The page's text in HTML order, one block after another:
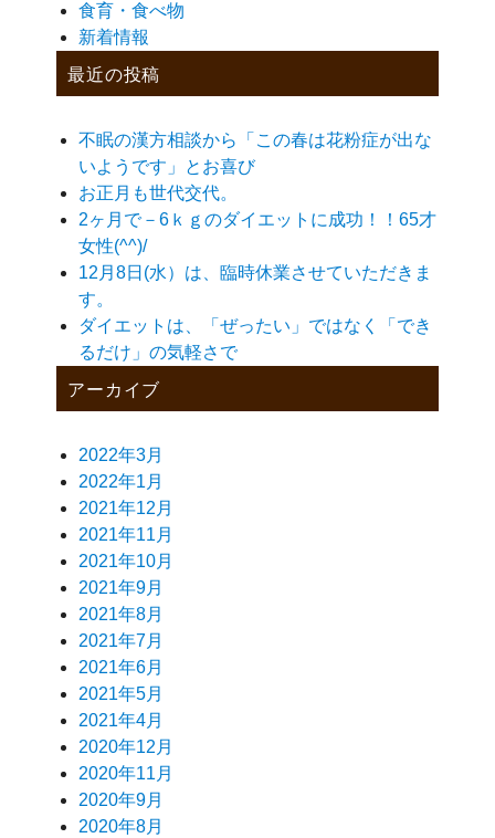
食育・食べ物
新着情報
最近の投稿
不眠の漢方相談から「この春は花粉症が出な
いようです」とお喜び
お正月も世代交代。
2ヶ月で－6ｋｇのダイエットに成功！！65才
女性(^^)/
12月8日(水）は、臨時休業させていただきま
す。
ダイエットは、「ぜったい」ではなく「でき
るだけ」の気軽さで
アーカイブ
2022年3月
2022年1月
2021年12月
2021年11月
2021年10月
2021年9月
2021年8月
2021年7月
2021年6月
2021年5月
2021年4月
2020年12月
2020年11月
2020年9月
2020年8月